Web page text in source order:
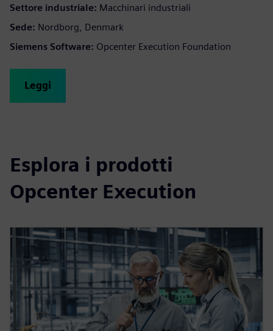
Settore industriale: Macchinari industriali
Sede: Nordborg, Denmark
Siemens Software: Opcenter Execution Foundation
Leggi
Esplora i prodotti
Opcenter Execution